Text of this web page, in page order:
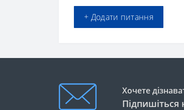
+ Додати питання
Хочете